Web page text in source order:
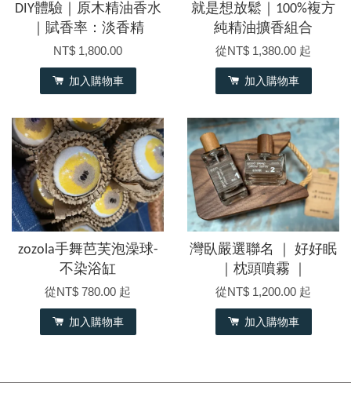
DIY體驗｜原木精油香水
｜賦香率：淡香精
NT$ 1,800.00
加入購物車
就是想放鬆｜100%複方
純精油擴香組合
從NT$ 1,380.00 起
加入購物車
zozola手舞芭芙泡澡球-
不染浴缸
從NT$ 780.00 起
加入購物車
灣臥嚴選聯名 ｜ 好好眠
｜枕頭噴霧 ｜
從NT$ 1,200.00 起
加入購物車